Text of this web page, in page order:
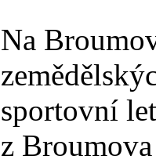
Na
sportovní
z